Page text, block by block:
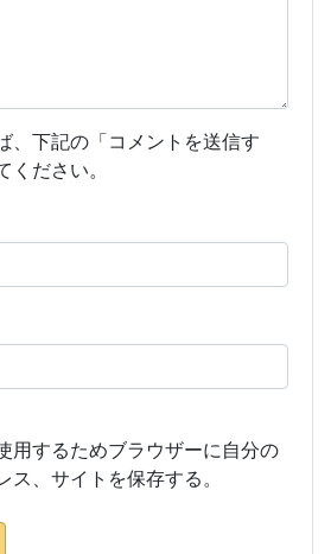
、下記の「コメントを送信す
ください。
用するためブラウザーに自分の
ス、サイトを保存する。